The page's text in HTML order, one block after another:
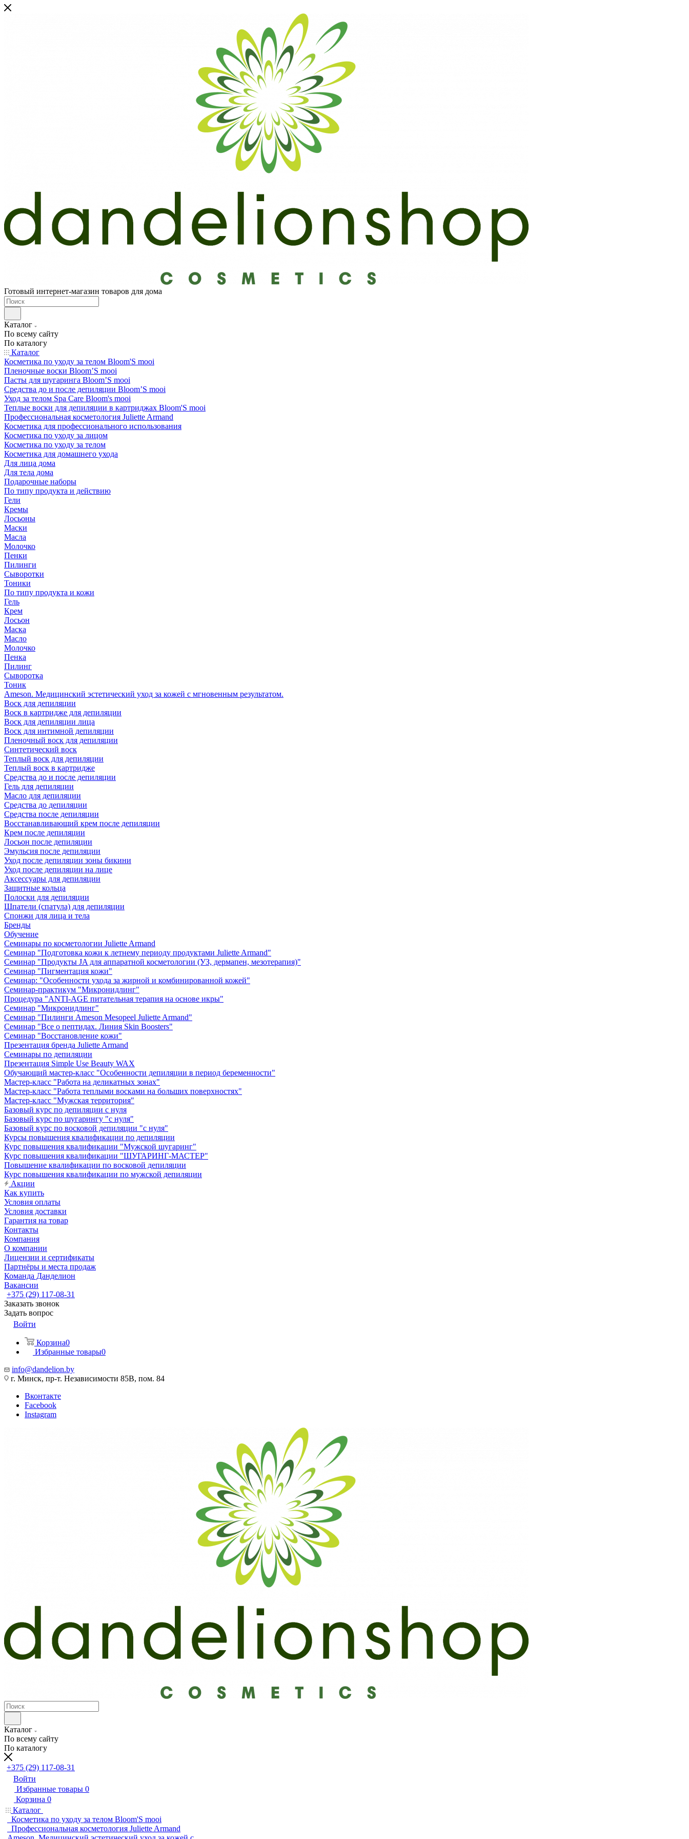
Готовый интернет-магазин товаров для дома
Каталог
По всему сайту
По каталогу
Каталог
Косметика по уходу за телом Bloom'S mooi
Пленочные воски Bloom’S mooi
Пасты для шугаринга Bloom’S mooi
Средства до и после депиляции Bloom’S mooi
Уход за телом Spa Care Bloom's mooi
Теплые воски для депиляции в картриджах Bloom'S mooi
Профессиональная косметология Juliette Armand
Косметика для профессионального использования
Косметика по уходу за лицом
Косметика по уходу за телом
Косметика для домашнего ухода
Для лица дома
Для тела дома
Подарочные наборы
По типу продукта и действию
Гели
Кремы
Лосьоны
Маски
Масла
Молочко
Пенки
Пилинги
Сыворотки
Тоники
По типу продукта и кожи
Гель
Крем
Лосьон
Маска
Масло
Молочко
Пенка
Пилинг
Сыворотка
Тоник
Ameson. Медицинский эстетический уход за кожей с мгновенным результатом.
Воск для депиляции
Воск в картридже для депиляции
Воск для депиляции лица
Воск для интимной депиляции
Пленочный воск для депиляции
Синтетический воск
Теплый воск для депиляции
Теплый воск в картридже
Средства до и после депиляции
Гель для депиляции
Масло для депиляции
Средства до депиляции
Средства после депиляции
Восстанавливающий крем после депиляции
Крем после депиляции
Лосьон после депиляции
Эмульсия после депиляции
Уход после депиляции зоны бикини
Уход после депиляции на лице
Аксессуары для депиляции
Защитные кольца
Полоски для депиляции
Шпатели (спатула) для депиляции
Спонжи для лица и тела
Бренды
Обучение
Семинары по косметологии Juliette Armand
Семинар "Подготовка кожи к летнему периоду продуктами Juliette Armand"
Семинар "Продукты JA для аппаратной косметологии (УЗ, дермапен, мезотерапия)"
Семинар "Пигментация кожи"
Семинар: "Особенности ухода за жирной и комбинированной кожей"
Семинар-практикум "Микронидлинг"
Процедура "ANTI-AGE питательная терапия на основе икры"
Семинар "Микронидлинг"
Семинар "Пилинги Ameson Mesopeel Juliette Armand"
Семинар "Все о пептидах. Линия Skin Boosters"
Семинар "Восстановление кожи"
Презентация бренда Juliette Armand
Семинары по депиляции
Презентация Simple Use Beauty WAX
Обучающий мастер-класс "Особенности депиляции в период беременности"
Мастер-класс "Работа на деликатных зонах"
Мастер-класс "Работа теплыми восками на больших поверхностях"
Мастер-класс "Мужская территория"
Базовый курс по депиляции с нуля
Базовый курс по шугарингу "с нуля"
Базовый курс по восковой депиляции "с нуля"
Курсы повышения квалификации по депиляции
Курс повышения квалификации "Мужской шугаринг"
Курс повышения квалификации "ШУГАРИНГ-МАСТЕР"
Повышение квалификации по восковой депиляции
Курс повышения квалификации по мужской депиляции
Акции
Как купить
Условия оплаты
Условия доставки
Гарантия на товар
Контакты
Компания
О компании
Лицензии и сертификаты
Партнёры и места продаж
Команда Данделион
Вакансии
+375 (29) 117-08-31
Заказать звонок
Задать вопрос
Войти
Корзина0
Избранные товары0
info@dandelion.by
г. Минск, пр-т. Независимости 85В, пом. 84
Вконтакте
Facebook
Instagram
Каталог
По всему сайту
По каталогу
+375 (29) 117-08-31
Войти
Избранные товары 0
Корзина 0
Каталог
Косметика по уходу за телом Bloom'S mooi
Профессиональная косметология Juliette Armand